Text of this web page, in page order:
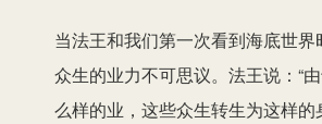
当法王和我们第一次看到海底世界
众生的业力不可思议。法王说：“
么样的业，这些众生转生为这样的